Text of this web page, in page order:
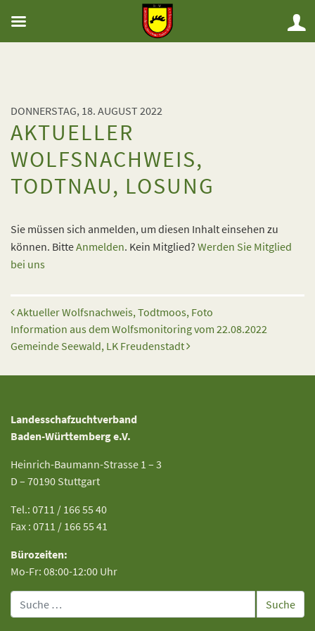
DONNERSTAG, 18. AUGUST 2022
AKTUELLER
WOLFSNACHWEIS,
TODTNAU, LOSUNG
Sie müssen sich anmelden, um diesen Inhalt einsehen zu
können. BitteAnmelden. Kein Mitglied? Werden Sie Mitglied
bei uns
Beitrags-Navigation
Aktueller Wolfsnachweis, Todtmoos, Foto
Information aus dem Wolfsmonitoring vom 22.08.2022
Gemeinde Seewald, LK Freudenstadt
Landesschafzuchtverband
Baden-Württemberg e.V.
Heinrich-Baumann-Strasse 1 – 3
D – 70190 Stuttgart
Tel.: 0711 / 166 55 40
Fax : 0711 / 166 55 41
Bürozeiten:
Mo-Fr: 08:00-12:00 Uhr
Suche